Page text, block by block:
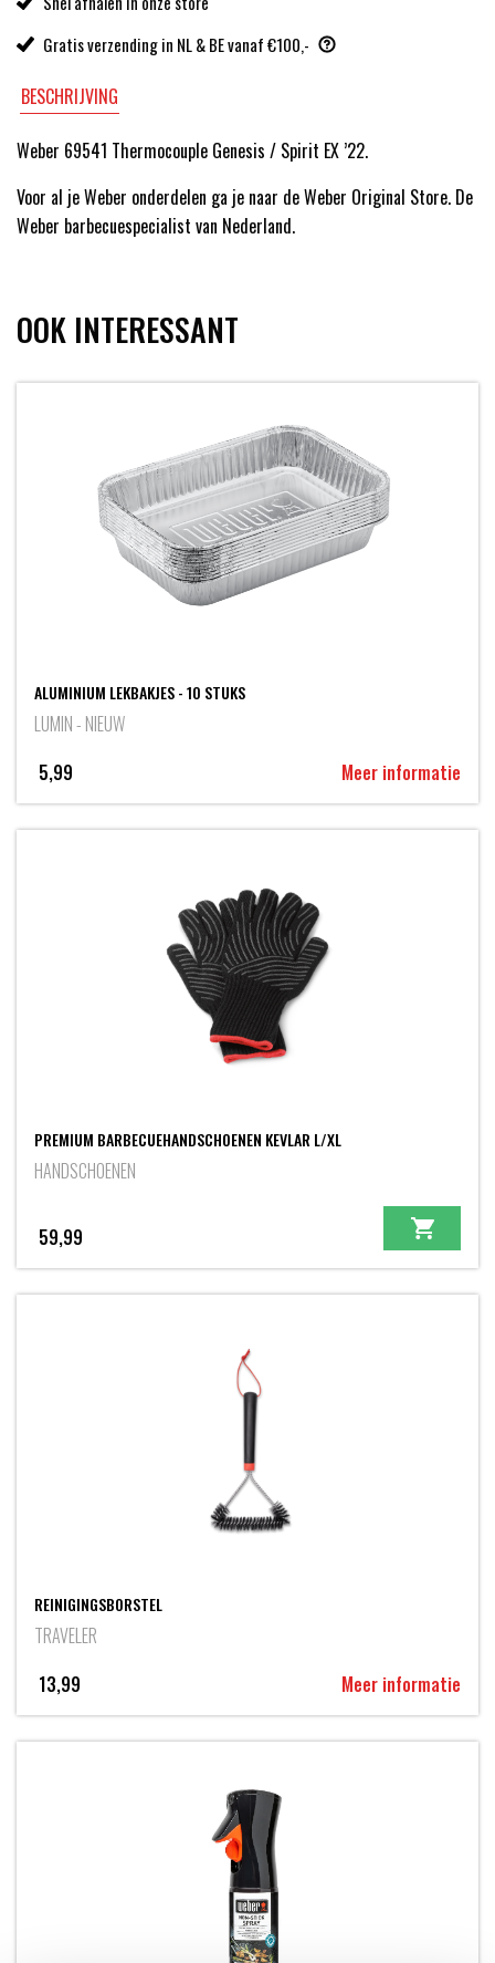
Gratis verzending in NL & BE vanaf €100,-
BESCHRIJVING
Weber 69541 Thermocouple Genesis / Spirit EX ’22.
Voor al je Weber onderdelen ga je naar de Weber Original Store. De
Weber barbecuespecialist van Nederland.
OOK INTERESSANT
ALUMINIUM LEKBAKJES - 10 STUKS
LUMIN - NIEUW
5,99
Meer informatie
PREMIUM BARBECUEHANDSCHOENEN KEVLAR L/XL
HANDSCHOENEN
59,99
REINIGINGSBORSTEL
TRAVELER
13,99
Meer informatie